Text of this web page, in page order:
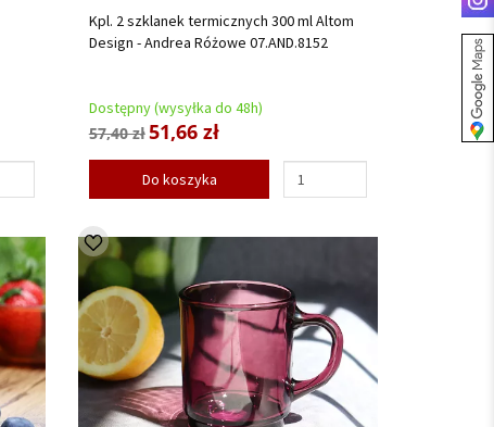
Kpl. 2 szklanek termicznych 300 ml Altom
Design - Andrea Różowe 07.AND.8152
Dostępny (wysyłka do 48h)
57,40 zł51,66 zł
Do koszyka